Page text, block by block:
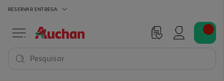
RESERVAR ENTREGA
Pesquisar